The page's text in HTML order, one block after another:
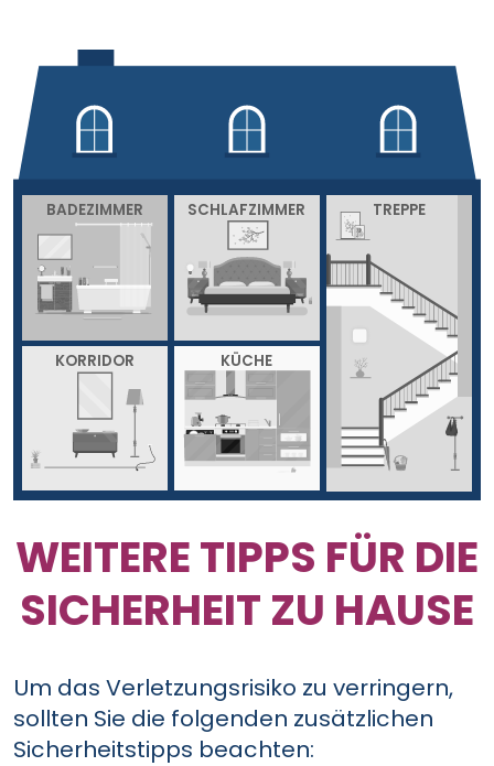
BADEZIMMER SCHLAFZIMMER
KORRIDOR KÜCHE
TREPPE
WEITERE TIPPS FÜR DIE
SICHERHEIT ZU HAUSE
Um das Verletzungsrisiko zu verringern,
sollten Sie die folgenden zusätzlichen
Sicherheitstipps beachten: